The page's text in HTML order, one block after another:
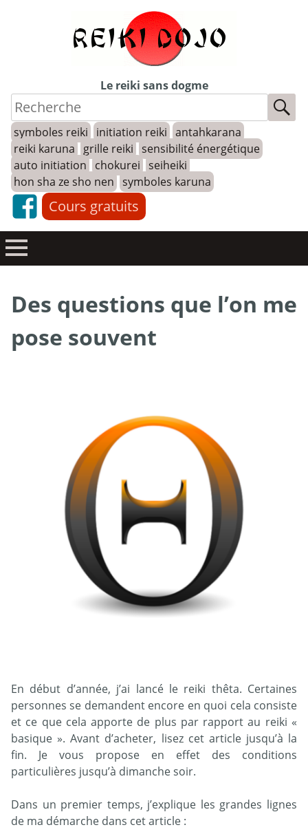
Le reiki sans dogme
symboles reiki initiation reiki antahkarana
reiki karuna
grille reiki sensibilité énergétique
auto initiation
chokurei seiheiki
hon sha ze sho nen symboles karuna
Cours gratuits
Des questions que l’on me
pose souvent
En début d’année, j’ai lancé le reiki thêta. Certaines
personnes se demandent encore en quoi cela consiste
et ce que cela apporte de plus par rapport au reiki «
basique ». Avant d’acheter, lisez cet article jusqu’à la
fin. Je vous propose en effet des conditions
particulières jusqu’à dimanche soir.
Dans un premier temps, j’explique les grandes lignes
de ma démarche dans cet article :